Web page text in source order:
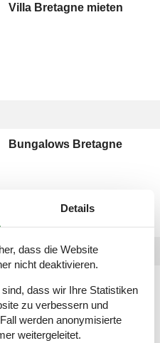
Villa Bretagne mieten
Bungalows Bretagne
Details
dass die Website
nicht deaktivieren.
dass wir Ihre Statistiken
zu verbessern und
werden anonymisierte
weitergeleitet.